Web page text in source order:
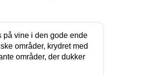
på vine i den gode ende
områder, krydret med
områder, der dukker